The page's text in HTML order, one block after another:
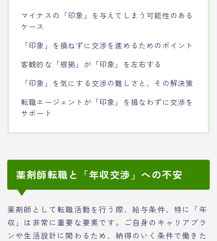
マイナスの「印象」を与えてしまう可能性のある
ケース
「印象」を損ねずに交渉を進めるためのポイント
客観的な「根拠」が「印象」を左右する
「印象」を気にする交渉の難しさと、その解決策
転職エージェントが「印象」を損なわずに交渉を
サポート
薬剤師転職と「年収交渉」への不安
薬剤師として転職活動を行う際、給与条件、特に「年
収」は非常に重要な要素です。ご自身のキャリアプラ
ンや生活設計に関わるため、納得のいく条件で働きた